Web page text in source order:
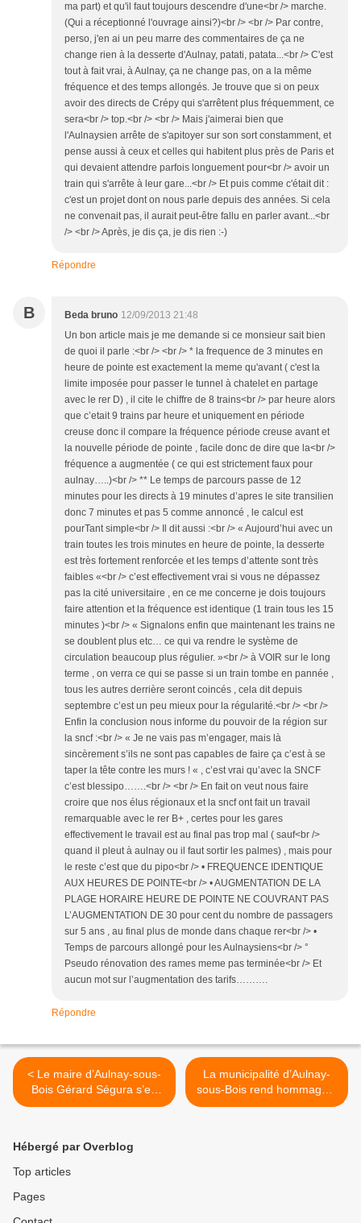
ma part) et qu'il faut toujours descendre d'une<br /> marche.
(Qui a réceptionné l'ouvrage ainsi?)<br /> <br /> Par contre,
perso, j'en ai un peu marre des commentaires de ça ne
change rien à la desserte d'Aulnay, patati, patata...<br /> C'est
tout à fait vrai, à Aulnay, ça ne change pas, on a la même
fréquence et des temps allongés. Je trouve que si on peux
avoir des directs de Crépy qui s'arrêtent plus fréquemment, ce
sera<br /> top.<br /> <br /> Mais j'aimerai bien que
l'Aulnaysien arrête de s'apitoyer sur son sort constamment, et
pense aussi à ceux et celles qui habitent plus près de Paris et
qui devaient attendre parfois longuement pour<br /> avoir un
train qui s'arrête à leur gare...<br /> Et puis comme c'était dit :
c'est un projet dont on nous parle depuis des années. Si cela
ne convenait pas, il aurait peut-être fallu en parler avant...<br
/> <br /> Après, je dis ça, je dis rien :-)
Répondre
B Beda bruno 12/09/2013 21:48
Un bon article mais je me demande si ce monsieur sait bien
de quoi il parle :<br /> <br /> * la frequence de 3 minutes en
heure de pointe est exactement la meme qu'avant ( c'est la
limite imposée pour passer le tunnel à chatelet en partage
avec le rer D) , il cite le chiffre de 8 trains<br /> par heure alors
que c’etait 9 trains par heure et uniquement en période
creuse donc il compare la fréquence période creuse avant et
la nouvelle période de pointe , facile donc de dire que la<br />
fréquence a augmentée ( ce qui est strictement faux pour
aulnay…..)<br /> ** Le temps de parcours passe de 12
minutes pour les directs à 19 minutes d’apres le site transilien
donc 7 minutes et pas 5 comme annoncé , le calcul est
pourTant simple<br /> Il dit aussi :<br /> « Aujourd’hui avec un
train toutes les trois minutes en heure de pointe, la desserte
est très fortement renforcée et les temps d’attente sont très
faibles «<br /> c’est effectivement vrai si vous ne dépassez
pas la cité universitaire , en ce me concerne je dois toujours
faire attention et la fréquence est identique (1 train tous les 15
minutes )<br /> « Signalons enfin que maintenant les trains ne
se doublent plus etc… ce qui va rendre le système de
circulation beaucoup plus régulier. »<br /> à VOIR sur le long
terme , on verra ce qui se passe si un train tombe en pannée ,
tous les autres derrière seront coincés , cela dit depuis
septembre c’est un peu mieux pour la régularité.<br /> <br />
Enfin la conclusion nous informe du pouvoir de la région sur
la sncf :<br /> « Je ne vais pas m’engager, mais là
sincèrement s’ils ne sont pas capables de faire ça c’est à se
taper la tête contre les murs ! « , c’est vrai qu’avec la SNCF
c’est blessipo…….<br /> <br /> En fait on veut nous faire
croire que nos élus régionaux et la sncf ont fait un travail
remarquable avec le rer B+ , certes pour les gares
effectivement le travail est au final pas trop mal ( sauf<br />
quand il pleut à aulnay ou il faut sortir les palmes) , mais pour
le reste c’est que du pipo<br /> • FREQUENCE IDENTIQUE
AUX HEURES DE POINTE<br /> • AUGMENTATION DE LA
PLAGE HORAIRE HEURE DE POINTE NE COUVRANT PAS
L’AUGMENTATION DE 30 pour cent du nombre de passagers
sur 5 ans , au final plus de monde dans chaque rer<br /> •
Temps de parcours allongé pour les Aulnaysiens<br /> °
Pseudo rénovation des rames meme pas terminée<br /> Et
aucun mot sur l’augmentation des tarifs……….
Répondre
< Le maire d’Aulnay-sous-
Bois Gérard Ségura s’en
prend verbalement
pendant le forum des
associations 2013 !
La municipalité d’Aulnay-
sous-Bois rend hommage à
Salvador Allende
Hébergé par Overblog
Top articles
Pages